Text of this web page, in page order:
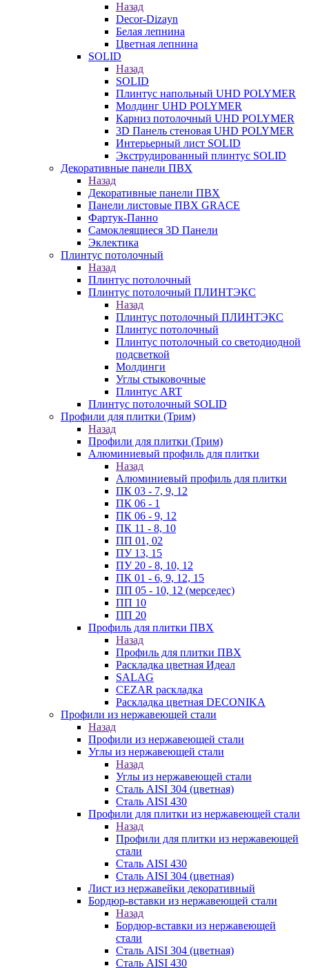
Назад
Decor-Dizayn
Белая лепнина
Цветная лепнина
SOLID
Назад
SOLID
Плинтус напольный UHD POLYMER
Молдинг UHD POLYMER
Карниз потолочный UHD POLYMER
3D Панель стеновая UHD POLYMER
Интерьерный лист SOLID
Экструдированный плинтус SOLID
Декоративные панели ПВХ
Назад
Декоративные панели ПВХ
Панели листовые ПВХ GRACE
Фартук-Панно
Самоклеящиеся 3D Панели
Эклектика
Плинтус потолочный
Назад
Плинтус потолочный
Плинтус потолочный ПЛИНТЭКС
Назад
Плинтус потолочный ПЛИНТЭКС
Плинтус потолочный
Плинтус потолочный со светодиодной
подсветкой
Молдинги
Углы стыковочные
Плинтус ART
Плинтус потолочный SOLID
Профили для плитки (Трим)
Назад
Профили для плитки (Трим)
Алюминиевый профиль для плитки
Назад
Алюминиевый профиль для плитки
ПК 03 - 7, 9, 12
ПК 06 - 1
ПК 06 - 9, 12
ПК 11 - 8, 10
ПП 01, 02
ПУ 13, 15
ПУ 20 - 8, 10, 12
ПК 01 - 6, 9, 12, 15
ПП 05 - 10, 12 (мерседес)
ПП 10
ПП 20
Профиль для плитки ПВХ
Назад
Профиль для плитки ПВХ
Раскладка цветная Идеал
SALAG
CEZAR раскладка
Раскладка цветная DECONIKA
Профили из нержавеющей стали
Назад
Профили из нержавеющей стали
Углы из нержавеющей стали
Назад
Углы из нержавеющей стали
Сталь AISI 304 (цветная)
Сталь AISI 430
Профили для плитки из нержавеющей стали
Назад
Профили для плитки из нержавеющей
стали
Сталь AISI 430
Сталь AISI 304 (цветная)
Лист из нержавейки декоративный
Бордюр-вставки из нержавеющей стали
Назад
Бордюр-вставки из нержавеющей
стали
Сталь AISI 304 (цветная)
Сталь AISI 430